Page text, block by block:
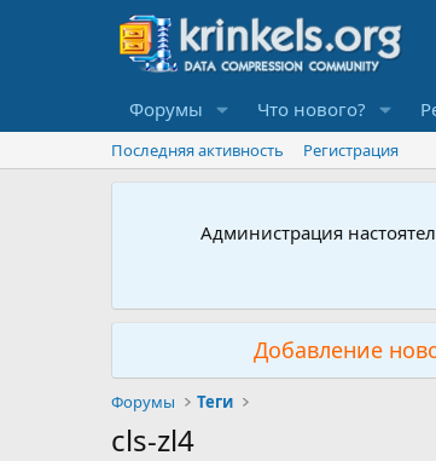
Форумы Что нового?
Последняя активность Регистрация
Администрация
Добавление
Форумы Теги
cls-zl4